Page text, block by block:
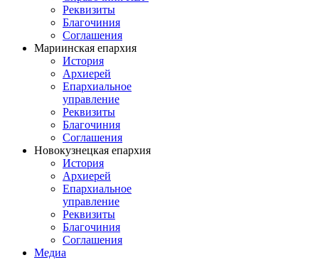
Реквизиты
Благочиния
Соглашения
Мариинская епархия
История
Архиерей
Епархиальное
управление
Реквизиты
Благочиния
Соглашения
Новокузнецкая епархия
История
Архиерей
Епархиальное
управление
Реквизиты
Благочиния
Соглашения
Медиа